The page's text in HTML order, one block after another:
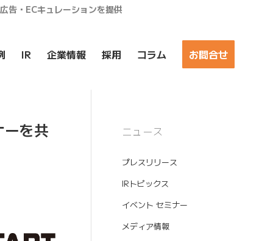
告・ECキュレーションを提供
IR 企業情報 採用 コラム お問合せ
を共 ニュース
プレスリリース
IRトピックス
イベント セミナー
メディア情報